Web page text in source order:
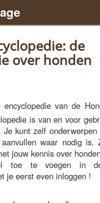
over honden
van de
is van en voor
Je kunt zelf onderwerpen
waar nodig is.
jouw kennis over
toe te voegen in
je eerst even inloggen !